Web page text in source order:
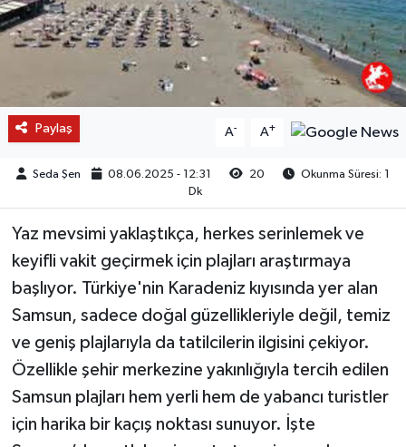
Paylaş A- A+
Seda Şen 08.06.2025 - 12:31 20
Okunma Süresi: 1
Dk
Yaz mevsimi yaklaştıkça, herkes serinlemek ve
keyifli vakit geçirmek için plajları araştırmaya
başlıyor. Türkiye'nin Karadeniz kıyısında yer alan
Samsun, sadece doğal güzellikleriyle değil, temiz
ve geniş plajlarıyla da tatilcilerin ilgisini çekiyor.
Özellikle şehir merkezine yakınlığıyla tercih edilen
Samsun plajları hem yerli hem de yabancı turistler
için harika bir kaçış noktası sunuyor. İşte